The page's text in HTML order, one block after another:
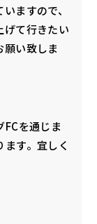
ますので、
げて行きたい
願い致しま
を通じま
す。宜しく